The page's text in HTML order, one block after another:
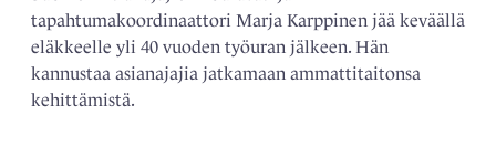
tapahtumakoordinaattori Marja Karppinen jää keväällä
eläkkeelle yli 40 vuoden työuran jälkeen. Hän
kannustaa asianajajia jatkamaan ammattitaitonsa
kehittämistä.